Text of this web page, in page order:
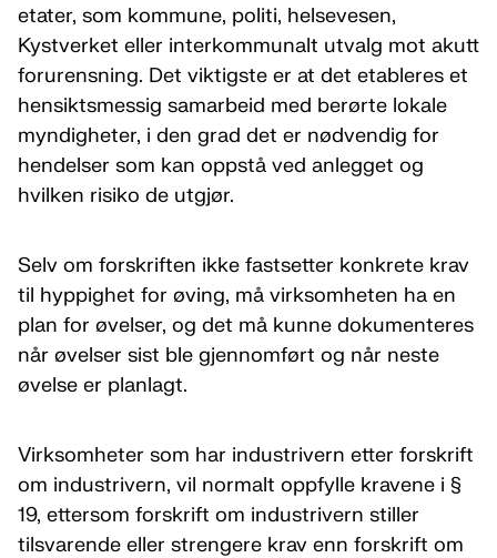
etater, som kommune, politi, helsevesen,
Kystverket eller interkommunalt utvalg mot akutt
forurensning. Det viktigste er at det etableres et
hensiktsmessig samarbeid med berørte lokale
myndigheter, i den grad det er nødvendig for
hendelser som kan oppstå ved anlegget og
hvilken risiko de utgjør.
Selv om forskriften ikke fastsetter konkrete krav
til hyppighet for øving, må virksomheten ha en
plan for øvelser, og det må kunne dokumenteres
når øvelser sist ble gjennomført og når neste
øvelse er planlagt.
Virksomheter som har industrivern etter forskrift
om industrivern, vil normalt oppfylle kravene i §
19, ettersom forskrift om industrivern stiller
tilsvarende eller strengere krav enn forskrift om